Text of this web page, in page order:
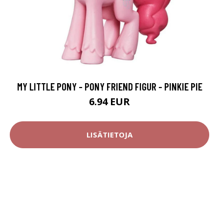
MY LITTLE PONY - PONY FRIEND FIGUR - PINKIE PIE
6.94 EUR
LISÄTIETOJA